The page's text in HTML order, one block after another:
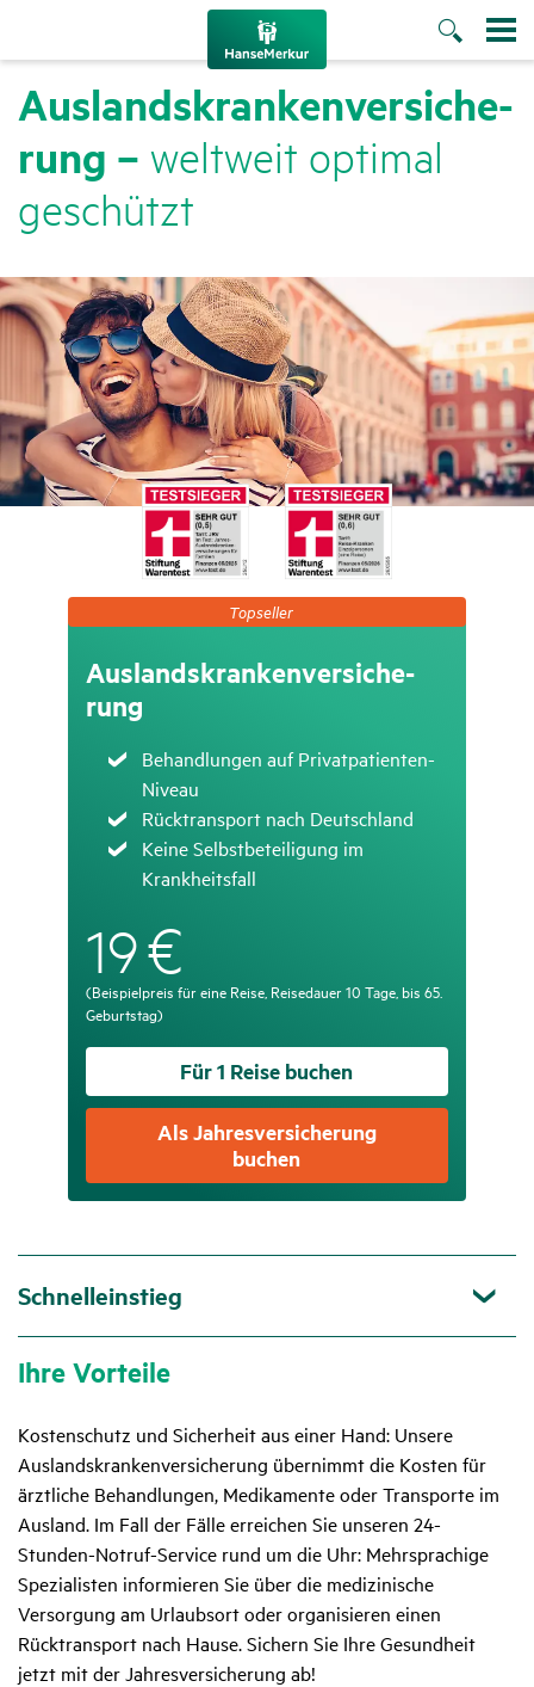
Auslands­kran­ken­ver­si­che­
rung – welt­weit optimal
geschützt
Topseller
Auslands­kran­ken­ver­si­che­
rung
Zutreffend
Behandlungen auf Privatpatienten-
Niveau
Zutreffend
Rücktransport nach Deutschland
Zutreffend
Keine Selbstbeteiligung im
Krankheitsfall
19€
(Beispielpreis für eine Reise, Reisedauer 10 Tage, bis 65.
Geburtstag)
Für 1 Reise buchen
Als Jahres­ver­si­che­rung
buchen
Schnelleinstieg
Ihre Vorteile
Kostenschutz und Sicherheit aus einer Hand: Unsere
Auslandskrankenversicherung übernimmt die Kosten für
ärztliche Behandlungen, Medikamente oder Transporte im
Ausland. Im Fall der Fälle erreichen Sie unseren 24-
Stunden-Notruf-Service rund um die Uhr: Mehrsprachige
Spezialisten informieren Sie über die medizinische
Versorgung am Urlaubsort oder organisieren einen
Rücktransport nach Hause. Sichern Sie Ihre Gesundheit
jetzt mit der Jahresversicherung ab!